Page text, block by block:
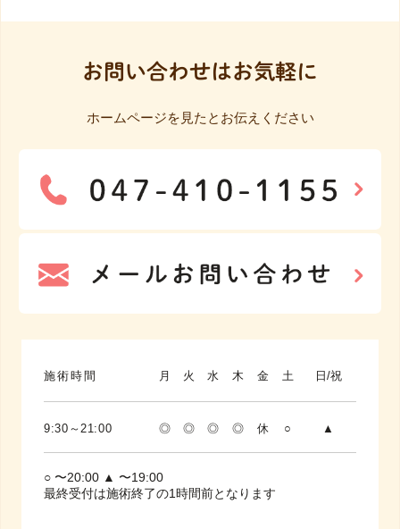
お問い合わせはお気軽に
ホームページを見たとお伝えください
施術時間 月 火 水 木 金 土 日/祝
9:30～21:00 ◎ ◎ ◎ ◎ 休 ○ ▲
○ 〜20:00 ▲ 〜19:00
最終受付は施術終了の1時間前となります